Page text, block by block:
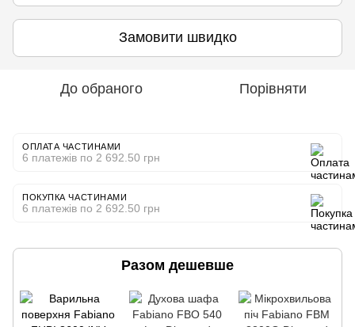
Замовити швидко
До обраного Порівняти
ОПЛАТА ЧАСТИНАМИ
6 платежів по 2 692.50 грн
ПОКУПКА ЧАСТИНАМИ
6 платежів по 2 692.50 грн
Разом дешевше